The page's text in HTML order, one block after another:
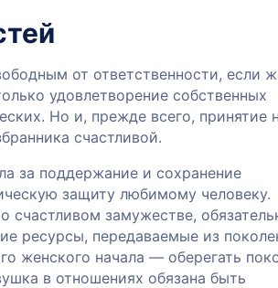
от ответственности, если
удовлетворение собственных
Но и, прежде всего, принятие
счастливой.
за поддержание и сохранение
защиту любимому человеку.
замужестве,
ресурсы, передаваемые из
женского начала — оберегать
в отношениях обязана быть